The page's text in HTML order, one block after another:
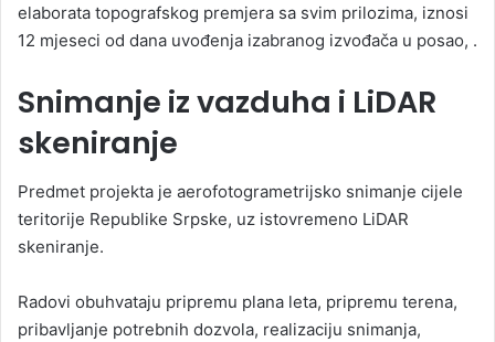
elaborata topografskog premjera sa svim prilozima, iznosi
12 mjeseci od dana uvođenja izabranog izvođača u posao, .
Snimanje iz vazduha i LiDAR
skeniranje
Predmet projekta je aerofotogrametrijsko snimanje cijele
teritorije Republike Srpske, uz istovremeno LiDAR
skeniranje.
Radovi obuhvataju pripremu plana leta, pripremu terena,
pribavljanje potrebnih dozvola, realizaciju snimanja,